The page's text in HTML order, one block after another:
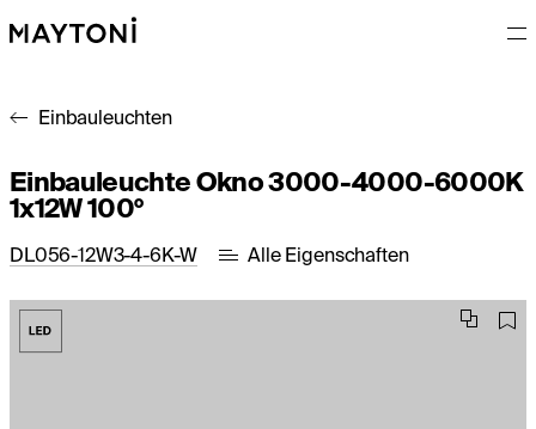
Einbauleuchten
Einbauleuchte Okno 3000-4000-6000K
1x12W 100°
DL056-12W3-4-6K-W Alle Eigenschaften